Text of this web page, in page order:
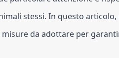
stessi. In questo
da adottare per